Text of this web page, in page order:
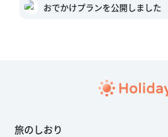
おでかけプランを公開しました
旅のしおり